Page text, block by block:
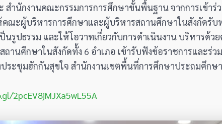
สำนักงานคณะกรรมการการศึกษาขั้นพื้นฐาน จากการเข้า
คณะผู้บริหารการศึกษาและผู้บริหารสถานศึกษาในสังกัดรั
รูปธรรม และให้โอวาทเกี่ยวกับการดำเนินงาน บริหารด้ว
านศึกษาในสังกัดทั้ง 6 อำเภอ เข้ารับฟังข้อราชการและร่
ะชุมฮักกันสุขใจ สำนักงานเขตพื้นที่การศึกษาประถมศึกษ
2pcEV8jMJXa5wL55A